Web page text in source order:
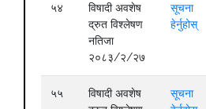
५४
विषादी अवशेष
द्रुत विश्लेषण
नतिजा
२०८३/२/२७
सूचना
हेर्नुहोस्
५५
विषादी अवशेष
सूचना